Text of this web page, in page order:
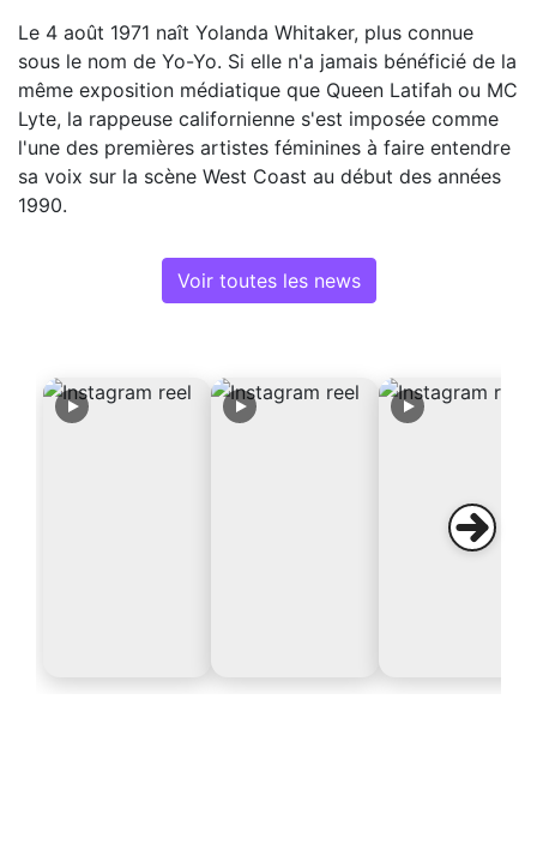
Le 4 août 1971 naît Yolanda Whitaker, plus connue
sous le nom de Yo-Yo. Si elle n'a jamais bénéficié de la
même exposition médiatique que Queen Latifah ou MC
Lyte, la rappeuse californienne s'est imposée comme
l'une des premières artistes féminines à faire entendre
sa voix sur la scène West Coast au début des années
1990.
Voir toutes les news